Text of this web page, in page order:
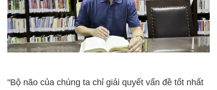
"Bộ não của chúng ta chỉ giải quyết vấn đề tốt nhất